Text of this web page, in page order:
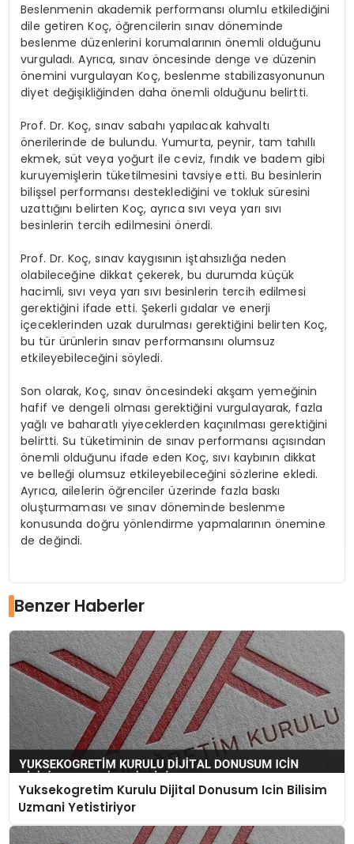
Beslenmenin akademik performansı olumlu etkilediğini
dile getiren Koç, öğrencilerin sınav döneminde
beslenme düzenlerini korumalarının önemli olduğunu
vurguladı. Ayrıca, sınav öncesinde denge ve düzenin
önemini vurgulayan Koç, beslenme stabilizasyonunun
diyet değişikliğinden daha önemli olduğunu belirtti.
Prof. Dr. Koç, sınav sabahı yapılacak kahvaltı
önerilerinde de bulundu. Yumurta, peynir, tam tahıllı
ekmek, süt veya yoğurt ile ceviz, fındık ve badem gibi
kuruyemişlerin tüketilmesini tavsiye etti. Bu besinlerin
bilişsel performansı desteklediğini ve tokluk süresini
uzattığını belirten Koç, ayrıca sıvı veya yarı sıvı
besinlerin tercih edilmesini önerdi.
Prof. Dr. Koç, sınav kaygısının iştahsızlığa neden
olabileceğine dikkat çekerek, bu durumda küçük
hacimli, sıvı veya yarı sıvı besinlerin tercih edilmesi
gerektiğini ifade etti. Şekerli gıdalar ve enerji
içeceklerinden uzak durulması gerektiğini belirten Koç,
bu tür ürünlerin sınav performansını olumsuz
etkileyebileceğini söyledi.
Son olarak, Koç, sınav öncesindeki akşam yemeğinin
hafif ve dengeli olması gerektiğini vurgulayarak, fazla
yağlı ve baharatlı yiyeceklerden kaçınılması gerektiğini
belirtti. Su tüketiminin de sınav performansı açısından
önemli olduğunu ifade eden Koç, sıvı kaybının dikkat
ve belleği olumsuz etkileyebileceğini sözlerine ekledi.
Ayrıca, ailelerin öğrenciler üzerinde fazla baskı
oluşturmaması ve sınav döneminde beslenme
konusunda doğru yönlendirme yapmalarının önemine
de değindi.
Benzer Haberler
Yuksekogretim Kurulu Dijital Donusum Icin Bilisim
Uzmani Yetistiriyor